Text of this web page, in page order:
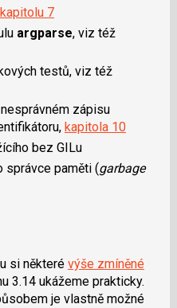
kapitolu 7
argparse, viz též
testů, viz též
zápisu
kapitola 10
bez GILu
správce paměti (garbage
si některé výše zmíněné
3.14 ukážeme prakticky.
je vlastně možné